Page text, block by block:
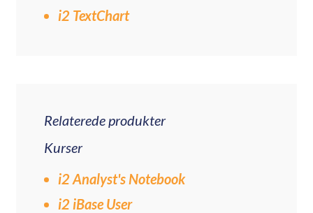
i2 TextChart
Relaterede produkter
Kurser
i2 Analyst's Notebook
i2 iBase User